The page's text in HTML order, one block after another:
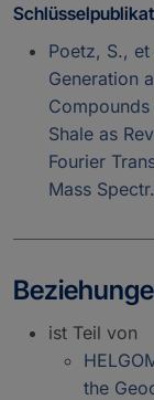
Poetz, S.,
Generation
Shale as
Fourier
Mass
ist Teil von
the